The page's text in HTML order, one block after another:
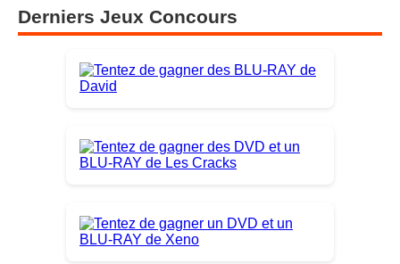
Derniers Jeux Concours